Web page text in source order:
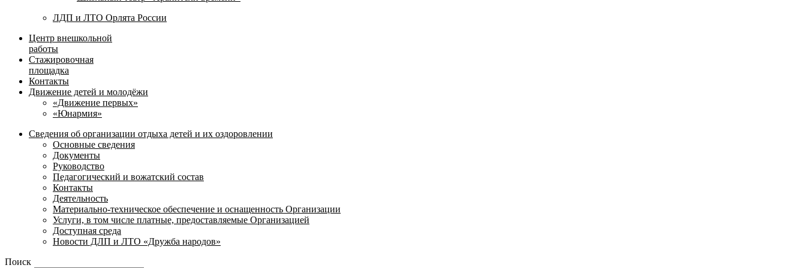
ЛДП и ЛТО Орлята России
Центр внешкольной
работы
Стажировочная
площадка
Контакты
Движение детей и молодёжи
«Движение первых»
«Юнармия»
Сведения об организации отдыха детей и их оздоровлении
Основные сведения
Документы
Руководство
Педагогический и вожатский состав
Контакты
Деятельность
Материально-техническое обеспечение и оснащенность Организации
Услуги, в том числе платные, предоставляемые Организацией
Доступная среда
Новости ДЛП и ЛТО «Дружба народов»
Поиск